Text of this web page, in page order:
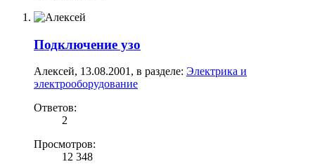
Подключение узо
Алексей, 13.08.2001 , в разделе: Электрика и
электрооборудование
Ответов:
2
Просмотров:
12 348